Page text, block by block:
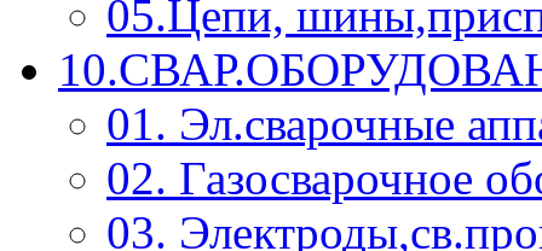
05.Цепи,
01. Эл.сварочные
02. Газосварочное
03.